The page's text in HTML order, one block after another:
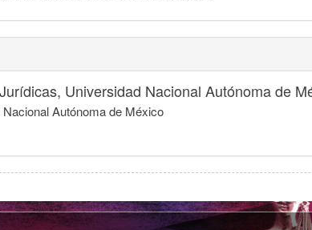
Universidad Nacional Autónoma de
Autónoma de México